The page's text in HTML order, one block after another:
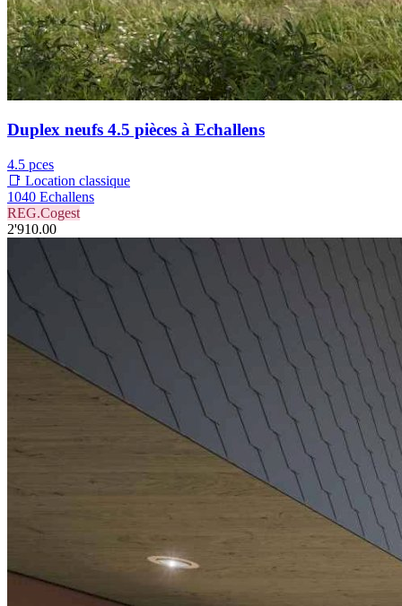
Duplex neufs 4.5 pièces à Echallens
4.5 pces
📑 Location classique
1040 Echallens
REG.Cogest
2'910.00